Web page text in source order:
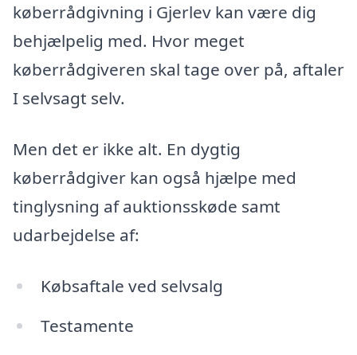
køberrådgivning i Gjerlev kan være dig
behjælpelig med. Hvor meget
køberrådgiveren skal tage over på, aftaler
I selvsagt selv.
Men det er ikke alt. En dygtig
køberrådgiver kan også hjælpe med
tinglysning af auktionsskøde samt
udarbejdelse af:
Købsaftale ved selvsalg
Testamente